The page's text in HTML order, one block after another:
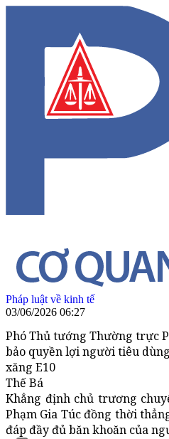
Pháp luật về kinh tế
03/06/2026 06:27
Phó Thủ tướng Thường trực
bảo quyền lợi người tiêu
xăng E10
Thế Bá
Khẳng định chủ trương
Phạm Gia Túc đồng thời
đáp đầy đủ băn khoăn của